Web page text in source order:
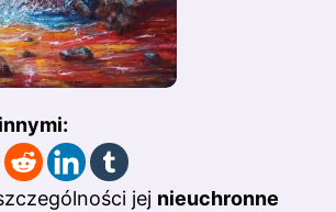
jej nieuchronne